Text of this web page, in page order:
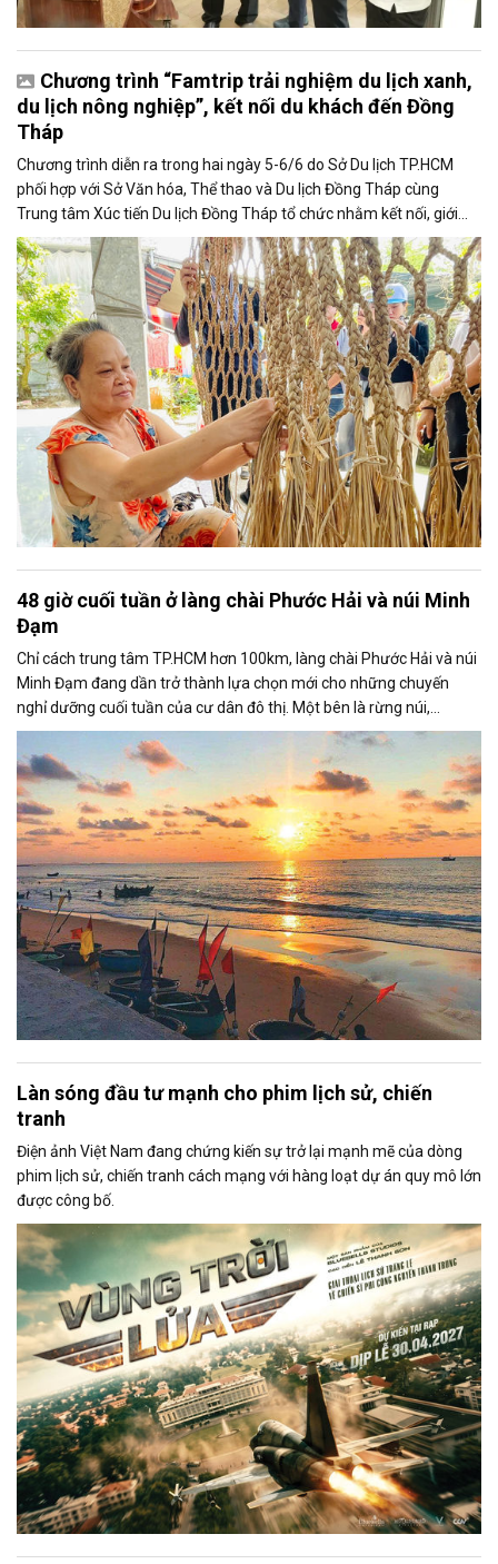
Chương trình “Famtrip trải nghiệm du lịch xanh,
du lịch nông nghiệp”, kết nối du khách đến Đồng
Tháp
Chương trình diễn ra trong hai ngày 5-6/6 do Sở Du lịch TP.HCM
phối hợp với Sở Văn hóa, Thể thao và Du lịch Đồng Tháp cùng
Trung tâm Xúc tiến Du lịch Đồng Tháp tổ chức nhằm kết nối, giới
thiệu các điểm đến và đặc sản địa phương để thu hút du lịch.
48 giờ cuối tuần ở làng chài Phước Hải và núi Minh
Đạm
Chỉ cách trung tâm TP.HCM hơn 100km, làng chài Phước Hải và núi
Minh Đạm đang dần trở thành lựa chọn mới cho những chuyến
nghỉ dưỡng cuối tuần của cư dân đô thị. Một bên là rừng núi,
trekking và dấu tích lịch sử; một bên là biển, làng chài và hải sản
tươi sống.
Làn sóng đầu tư mạnh cho phim lịch sử, chiến
tranh
Điện ảnh Việt Nam đang chứng kiến sự trở lại mạnh mẽ của dòng
phim lịch sử, chiến tranh cách mạng với hàng loạt dự án quy mô lớn
được công bố.